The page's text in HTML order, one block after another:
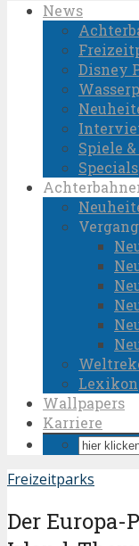
News
Disney
Spiele
Specials
Lexikon
Wallpapers
Karriere
Freizeitparks
Der